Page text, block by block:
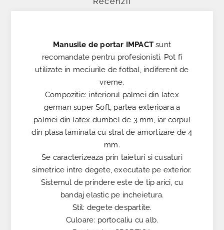
Manusile de portar IMPACT sunt
recomandate pentru profesionisti. Pot fi
utilizate in meciurile de fotbal, indiferent de
vreme.
Compozitie: interiorul palmei din latex
german super Soft, partea exterioara a
palmei din latex dumbel de 3 mm, iar corpul
din plasa laminata cu strat de amortizare de 4
mm.
Se caracterizeaza prin taieturi si cusaturi
simetrice intre degete, executate pe exterior.
Sistemul de prindere este de tip arici, cu
bandaj elastic pe incheietura.
Stil: degete despartite.
Culoare: portocaliu cu alb.